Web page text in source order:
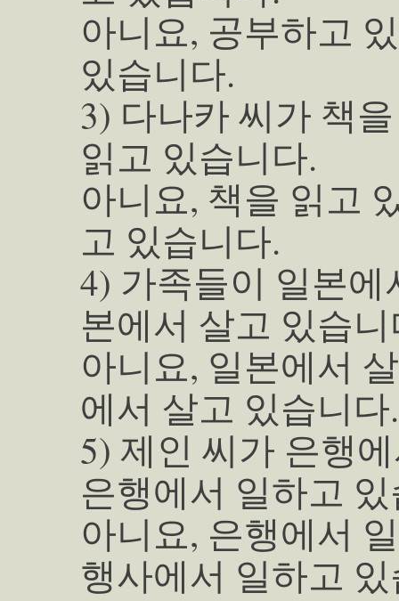
아니요, 공부하고
있습니다.
3) 다나카 씨가 책
읽고 있습니다.
아니요, 책을 읽고
고 있습니다.
4) 가족들이 일본에
본에서 살고 있습
아니요, 일본에서
에서 살고 있습니다.
5) 제인 씨가 은행
은행에서 일하고
아니요, 은행에서
행사에서 일하고